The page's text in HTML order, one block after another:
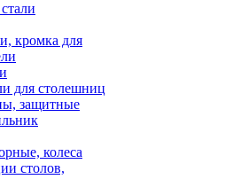
кромка для
для столешниц
защитные
колеса
столов,